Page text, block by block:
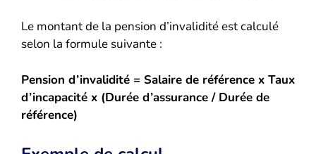
Le montant de la pension d’invalidité est calculé
selon la formule suivante :
Pension d’invalidité = Salaire de référence x Taux
d’incapacité x (Durée d’assurance / Durée de
référence)